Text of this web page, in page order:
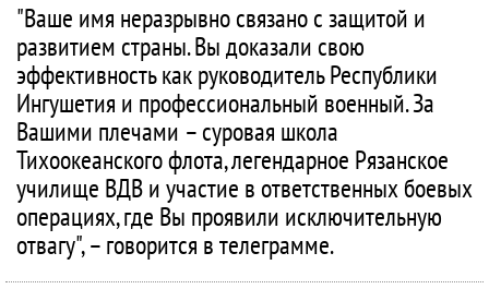
"Ваше имя неразрывно связано с защитой и
развитием страны. Вы доказали свою
эффективность как руководитель Республики
Ингушетия и профессиональный военный. За
Вашими плечами – суровая школа
Тихоокеанского флота, легендарное Рязанское
училище ВДВ и участие в ответственных боевых
операциях, где Вы проявили исключительную
отвагу", – говорится в телеграмме.